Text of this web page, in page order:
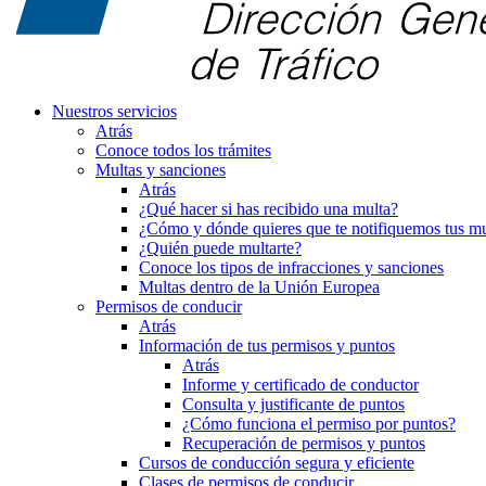
Nuestros servicios
Atrás
Conoce todos los trámites
Multas y sanciones
Atrás
¿Qué hacer si has recibido una multa?
¿Cómo y dónde quieres que te notifiquemos tus
¿Quién puede multarte?
Conoce los tipos de infracciones y sanciones
Multas dentro de la Unión Europea
Permisos de conducir
Atrás
Información de tus permisos y puntos
Atrás
Informe y certificado de conductor
Consulta y justificante de puntos
¿Cómo funciona el permiso por puntos?
Recuperación de permisos y puntos
Cursos de conducción segura y eficiente